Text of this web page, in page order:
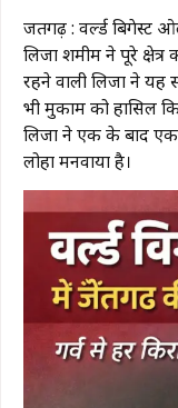
जैंतगढ़ : वर्ल्ड बिगेस्ट
लिजा शमीम ने पूरे
रहने वाली लिजा ने
भी मुकाम को हासिल
लिजा ने एक के बाद एक
लोहा मनवाया है।